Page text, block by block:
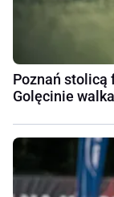
Poznań stolicą
Golęcinie